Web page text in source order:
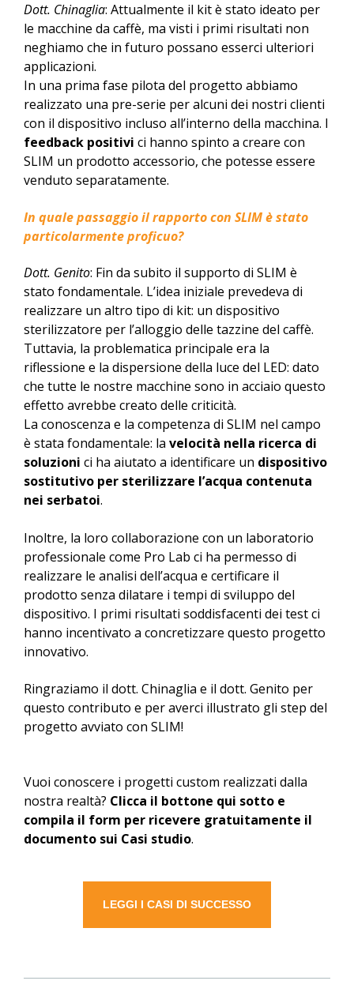
Dott. Chinaglia: Attualmente il kit è stato ideato per
le macchine da caffè, ma visti i primi risultati non
neghiamo che in futuro possano esserci ulteriori
applicazioni.
In una prima fase pilota del progetto abbiamo
realizzato una pre-serie per alcuni dei nostri clienti
con il dispositivo incluso all’interno della macchina. I
feedback positivi ci hanno spinto a creare con
SLIM un prodotto accessorio, che potesse essere
venduto separatamente.
In quale passaggio il rapporto con SLIM è stato
particolarmente proficuo?
Dott. Genito: Fin da subito il supporto di SLIM è
stato fondamentale. L’idea iniziale prevedeva di
realizzare un altro tipo di kit: un dispositivo
sterilizzatore per l’alloggio delle tazzine del caffè.
Tuttavia, la problematica principale era la
riflessione e la dispersione della luce del LED: dato
che tutte le nostre macchine sono in acciaio questo
effetto avrebbe creato delle criticità.
La conoscenza e la competenza di SLIM nel campo
è stata fondamentale: la velocità nella ricerca di
soluzioni ci ha aiutato a identificare un dispositivo
sostitutivo per sterilizzare l’acqua contenuta
nei serbatoi.
Inoltre, la loro collaborazione con un laboratorio
professionale come Pro Lab ci ha permesso di
realizzare le analisi dell’acqua e certificare il
prodotto senza dilatare i tempi di sviluppo del
dispositivo. I primi risultati soddisfacenti dei test ci
hanno incentivato a concretizzare questo progetto
innovativo.
Ringraziamo il dott. Chinaglia e il dott. Genito per
questo contributo e per averci illustrato gli step del
progetto avviato con SLIM!
Vuoi conoscere i progetti custom realizzati dalla
nostra realtà? Clicca il bottone qui sotto e
compila il form per ricevere gratuitamente il
documento sui Casi studio.
LEGGI I CASI DI SUCCESSO